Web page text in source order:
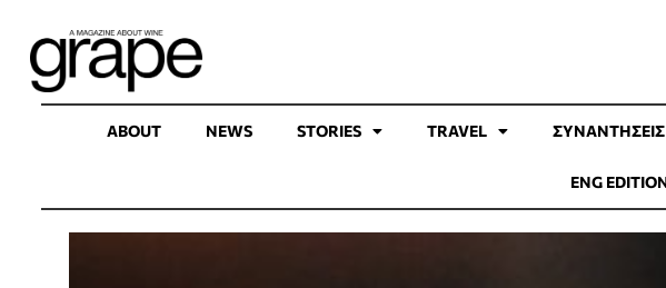
ABOUT NEWS STORIES TRAVEL ΣΥΝΑΝΤΉΣΕΙΣ
ENG